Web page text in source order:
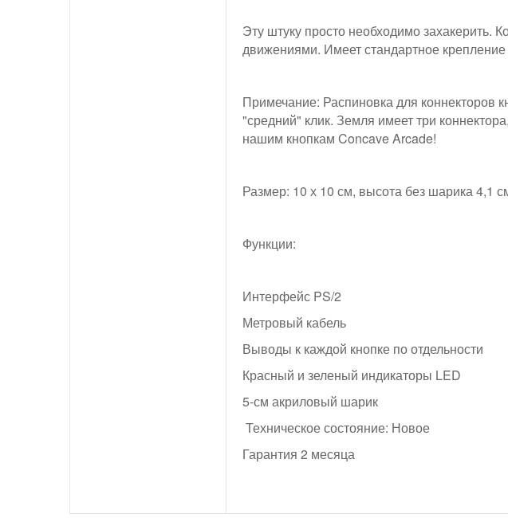
Эту штуку просто необходимо захакерить.
движениями. Имеет стандартное крепление
Примечание: Распиновка для коннекторов
"средний" клик. Земля имеет три
нашим кнопкам Concave Arcade!
Размер: 10 х 10 см, высота без шарика 4,1
Функции:
Интерфейс PS/2
Метровый кабель
Выводы к каждой кнопке по отдельности
Красный и зеленый индикаторы LED
5-см акриловый шарик
Техническое состояние: Новое
Гарантия 2 месяца